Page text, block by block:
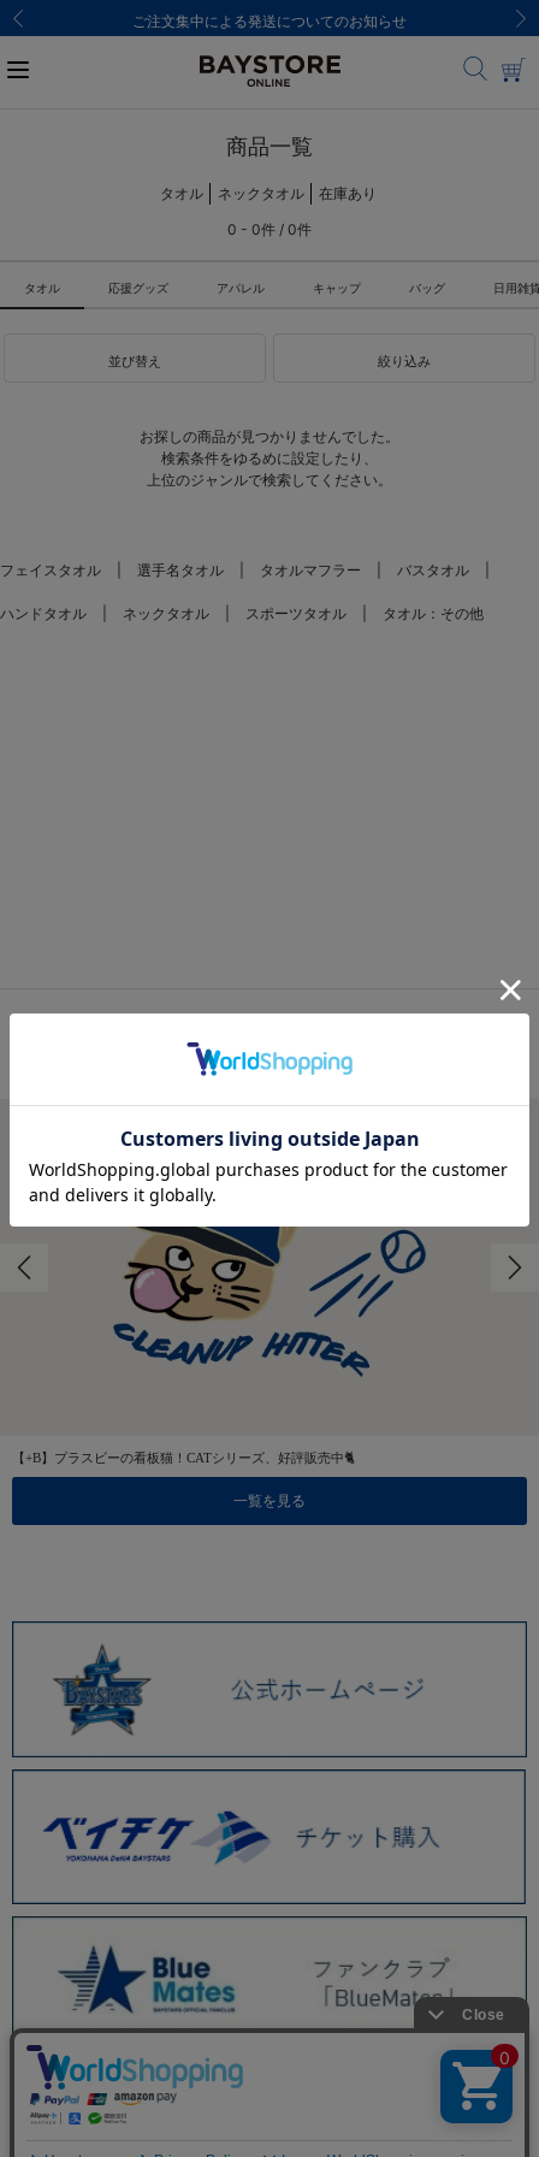
ご注文集中による発送についてのお知らせ
商品一覧
タオル ネックタオル
在庫あり
0 - 0件 / 0件
タオル 応援グッズ アパレル キャップ バッグ 日用雑
並び替え 絞り込み
お探しの商品が見つかりませんでした。
検索条件をゆるめに設定したり、
上位のジャンルで検索してください。
フェイスタオル 選手名タオル タオルマフラー バスタオル
ハンドタオル ネックタオル スポーツタオル タオル：その他
FEATURES
特集
【+B】プラスビーの看板猫！CATシリーズ、好評販売中🐈
一覧を見る